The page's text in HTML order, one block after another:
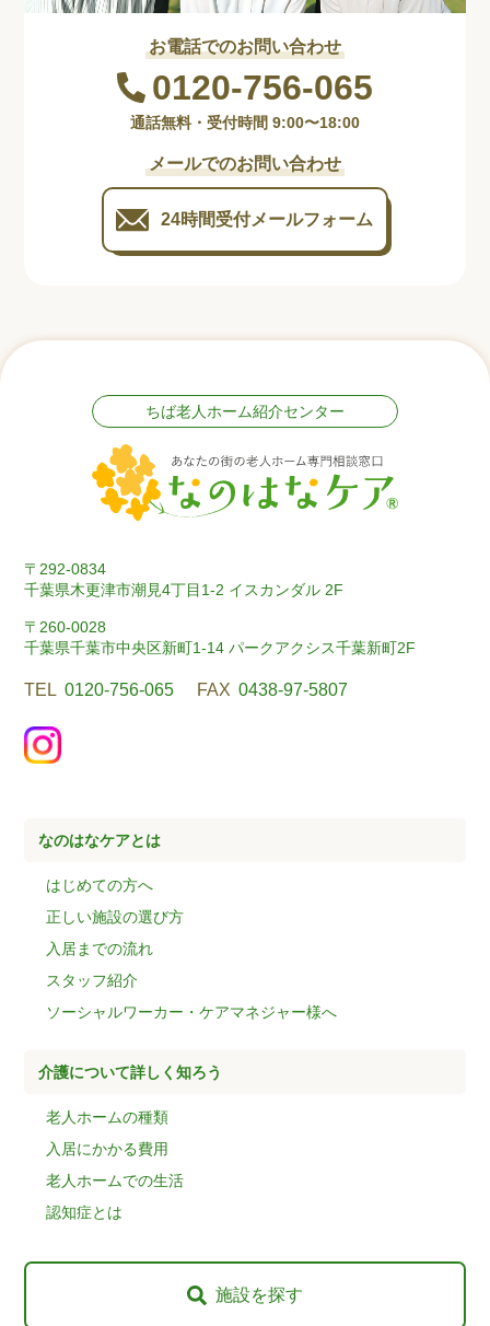
お電話でのお問い合わせ
0120-756-065
通話無料・受付時間 9:00〜18:00
メールでのお問い合わせ
24時間受付メールフォーム
ちば老人ホーム紹介センター
〒292-0834
千葉県木更津市潮見4丁目1-2 イスカンダル 2F
〒260-0028
千葉県千葉市中央区新町1-14 パークアクシス千葉新町2F
TEL 0120-756-065 FAX 0438-97-5807
施設を探す
なのはなケアとは
はじめての方へ
正しい施設の選び方
入居までの流れ
スタッフ紹介
ソーシャルワーカー・ケアマネジャー様へ
介護について詳しく知ろう
老人ホームの種類
入居にかかる費用
老人ホームでの生活
認知症とは